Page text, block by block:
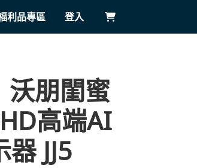
利品專區 登入
沃朋閨蜜
高端AI
JJ5